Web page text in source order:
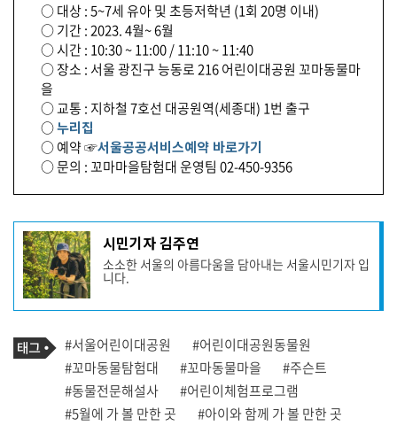
○ 대상 : 5~7세 유아 및 초등저학년 (1회 20명 이내)
○ 기간 : 2023. 4월~ 6월
○ 시간 : 10:30 ~ 11:00 / 11:10 ~ 11:40
○ 장소 : 서울 광진구 능동로 216 어린이대공원 꼬마동물마
을
○ 교통 : 지하철 7호선 대공원역(세종대) 1번 출구
○누리집
○ 예약 ☞서울공공서비스예약 바로가기
○ 문의 : 꼬마마을탐험대 운영팀 02-450-9356
기
사
작
성
자
프
필
시민기자 김주연
소소한 서울의 아름다움을 담아내는 서울시민기자 입
니다.
기
사
관
련
태
그
태
그
#서울어린이대공원
#어린이대공원동물원
#꼬마동물탐험대
#꼬마동물마을
#주슨트
#동물전문해설사
#어린이체험프로그램
#5월에 가 볼 만한 곳
#아이와 함께 가 볼 만한 곳